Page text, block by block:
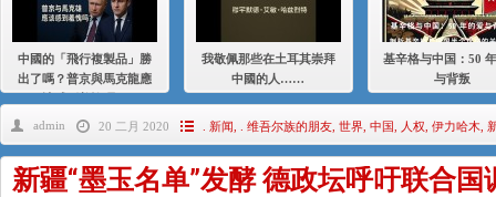
中國的「飛行複製品」勝
出了嗎？普京與馬克龍應
我敬佩那些在土耳其崇拜
中國的人……
基辛格与中国：50
与背叛
admin 20 二月 2020 . 新闻 . 维吾尔族的朋友 世界 中国 人权 伊力哈木
新疆“墨玉名单”发酵 德政坛呼吁联合国